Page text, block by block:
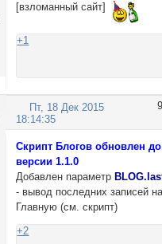
[взломанный сайт]
+1
9
Пт, 18 Дек 2015
18:14:35
Скрипт Блогов обновлен до
версии 1.1.0
Добавлен параметр
- вывод последних записей
Главную (см. скрипт)
+2